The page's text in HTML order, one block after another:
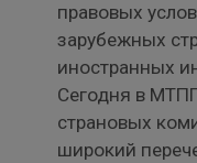
правовых
зарубежных
иностранных
Сегодня в
страновых
широкий